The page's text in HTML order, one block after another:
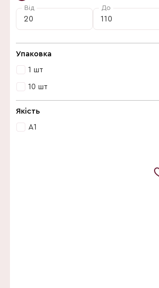
Світло-рожевий
Kwekerij Duijn-Hove BV
Leuk en Buiten BV
Riza Ter Laak Orchios
Ter Laak Orchids
Від До
Упаковка
1 шт
10 шт
Якість
А1